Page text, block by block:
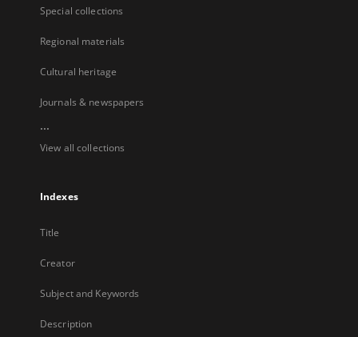
Special collections
Regional materials
Cultural heritage
Journals & newspapers
...
View all collections
Indexes
Title
Creator
Subject and Keywords
Description